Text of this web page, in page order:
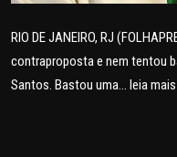
AO VIVO
RIO DE JANEIRO, RJ
contraproposta e nem tentou
Santos. Bastou uma... leia